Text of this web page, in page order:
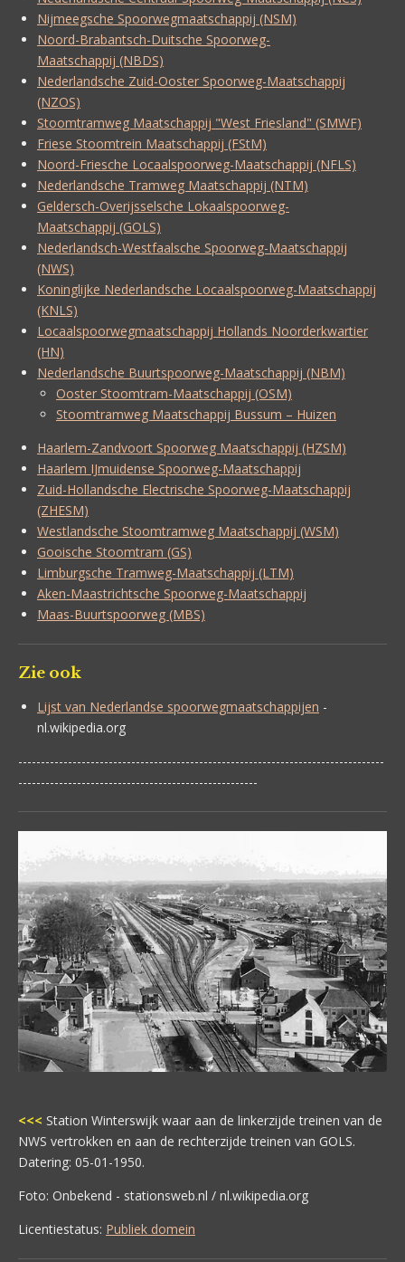
Nijmeegsche Spoorwegmaatschappij (NSM)
Noord-Brabantsch-Duitsche Spoorweg-
Maatschappij (NBDS)
Nederlandsche Zuid-Ooster Spoorweg-Maatschappij
(NZOS)
Stoomtramweg Maatschappij "West Friesland" (SMWF)
Friese Stoomtrein Maatschappij (FStM)
Noord-Friesche Locaalspoorweg-Maatschappij (NFLS)
Nederlandsche Tramweg Maatschappij (NTM)
Geldersch-Overijsselsche Lokaalspoorweg-
Maatschappij (GOLS)
Nederlandsch-Westfaalsche Spoorweg-Maatschappij
(NWS)
Koninglijke Nederlandsche Locaalspoorweg-Maatschappij
(KNLS)
Locaalspoorwegmaatschappij Hollands Noorderkwartier
(HN)
Nederlandsche Buurtspoorweg-Maatschappij (NBM)
Ooster Stoomtram-Maatschappij (OSM)
Stoomtramweg Maatschappij Bussum – Huizen
Haarlem-Zandvoort Spoorweg Maatschappij (HZSM)
Haarlem IJmuidense Spoorweg-Maatschappij
Zuid-Hollandsche Electrische Spoorweg-Maatschappij
(ZHESM)
Westlandsche Stoomtramweg Maatschappij (WSM)
Gooische Stoomtram (GS)
Limburgsche Tramweg-Maatschappij (LTM)
Aken-Maastrichtsche Spoorweg-Maatschappij
Maas-Buurtspoorweg (MBS)
Zie ook
Lijst van Nederlandse spoorwegmaatschappijen -
nl.wikipedia.org
---------------------------------------------------------------------------------
-----------------------------------------------------
<<< Station Winterswijk waar aan de linkerzijde treinen van de
NWS vertrokken en aan de rechterzijde treinen van GOLS.
Datering: 05-01-1950.
Foto: Onbekend - stationsweb.nl / nl.wikipedia.org
Licentiestatus: Publiek domein